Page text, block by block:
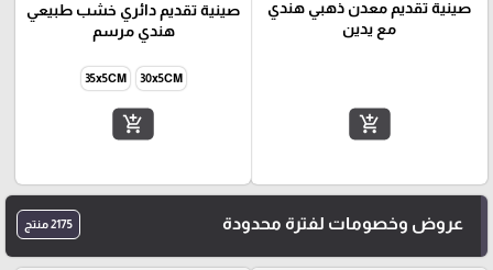
صينية تقديم معدن ذهبي هندي
مع يدين
add_shopping_cart
صينية تقديم دائري خشب طبيعي
هندي مرسم
30x5CM
35x5CM
add_shopping_cart
عروض وخصومات لفترة محدودة 2175 منتج